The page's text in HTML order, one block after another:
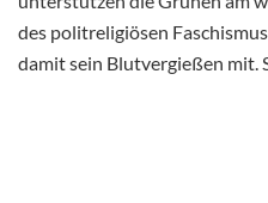
des politreligiösen
damit sein Blutvergießen mit.